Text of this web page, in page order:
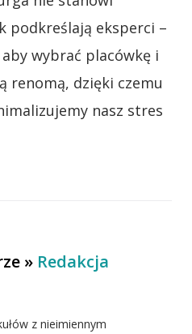
podkreślają eksperci –
wybrać placówkę i
renomą, dzięki czemu
nasz stres
» Redakcja
z nieimiennym